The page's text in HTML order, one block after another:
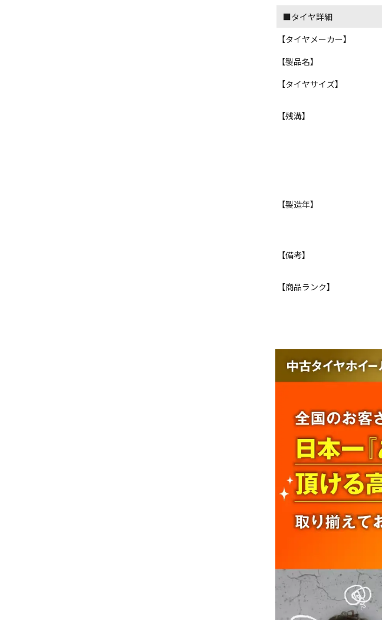
■タイヤ詳細
【タイヤメーカー】
【製品名】
【タイヤサイズ】
【残溝】
【製造年】
【備考】
【商品ランク】